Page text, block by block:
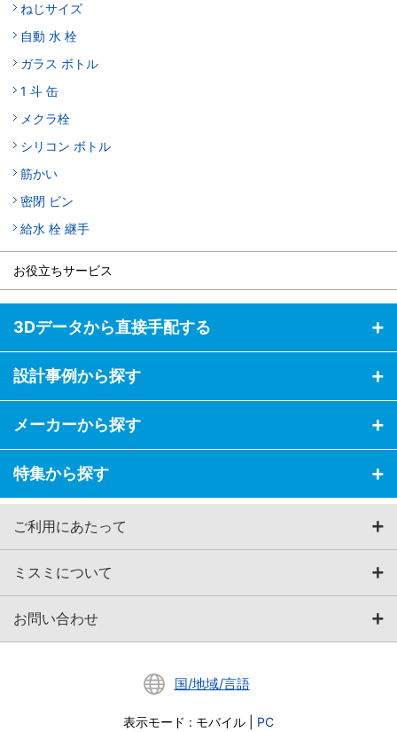
ねじサイズ
自動 水 栓
ガラス ボトル
1 斗 缶
メクラ栓
シリコン ボトル
筋かい
密閉 ビン
給水 栓 継手
お役立ちサービス
3Dデータから直接手配する
設計事例から探す
メーカーから探す
特集から探す
ご利用にあたって
ミスミについて
お問い合わせ
国/地域/言語
表示モード : モバイル PC